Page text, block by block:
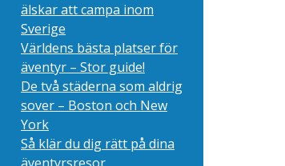
älskar att campa inom
Sverige
Världens bästa platser för
äventyr – Stor guide!
De två städerna som aldrig
sover – Boston och New
York
Så klär du dig rätt på dina